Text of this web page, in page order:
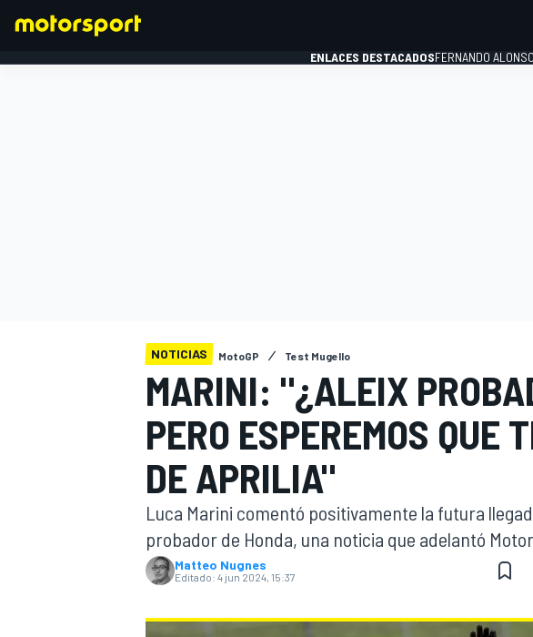
ENLACES DESTACADOSFERNANDO ALONSO
NOTICIAS MotoGP Test Mugello
MARINI: "¿ALEIX
PERO ESPEREMOS QUE
DE APRILIA"
Luca Marini comentó positivamente la futura
probador de Honda, una noticia que adelantó
Matteo Nugnes
Editado: 4 jun 2024, 15:37